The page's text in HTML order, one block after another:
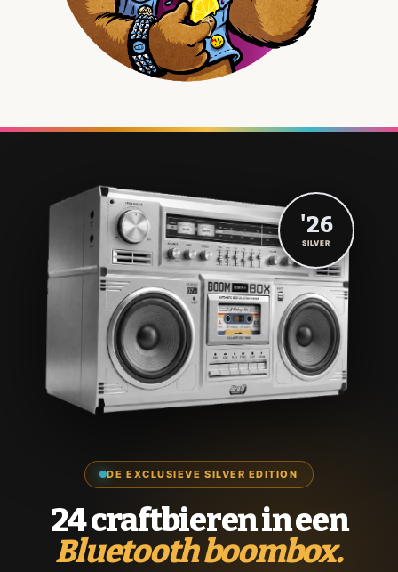
DE EXCLUSIEVE SILVER EDITION
24 craftbieren in een
Bluetooth boombox.
'26
SILVER